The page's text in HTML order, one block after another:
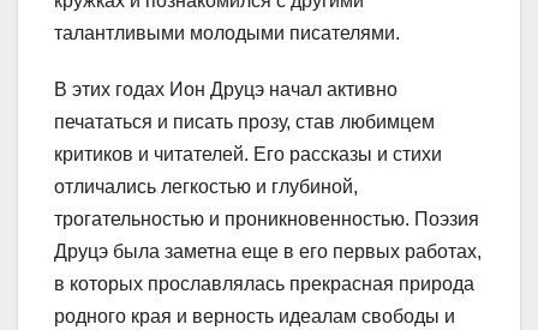
талантливыми молодыми писателями.
В этих годах Ион Друцэ начал активно
печататься и писать прозу, став любимцем
критиков и читателей. Его рассказы и стихи
отличались легкостью и глубиной,
трогательностью и проникновенностью. Поэзия
Друцэ была заметна еще в его первых работах,
в которых прославлялась прекрасная природа
родного края и верность идеалам свободы и